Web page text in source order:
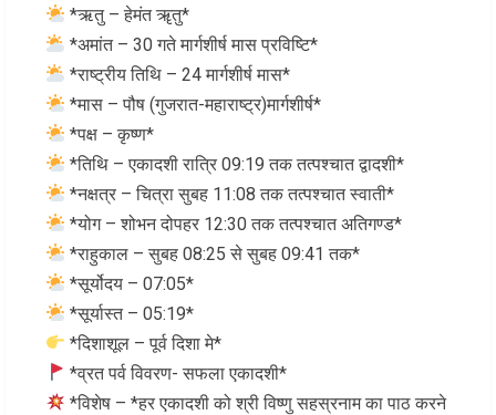
*ऋतु – हेमंत ॠतु*
*अमांत – 30 गते मार्गशीर्ष मास प्रविष्टि*
*राष्ट्रीय तिथि – 24 मार्गशीर्ष मास*
*मास – पौष (गुजरात-महाराष्ट्र)मार्गशीर्ष*
*पक्ष – कृष्ण*
*तिथि – एकादशी रात्रि 09:19 तक तत्पश्चात द्वादशी*
*नक्षत्र – चित्रा सुबह 11:08 तक तत्पश्चात स्वाती*
*योग – शोभन दोपहर 12:30 तक तत्पश्चात अतिगण्ड*
*राहुकाल – सुबह 08:25 से सुबह 09:41 तक*
*सूर्योदय – 07:05*
*सूर्यास्त – 05:19*
*दिशाशूल – पूर्व दिशा मे*
*व्रत पर्व विवरण- सफला एकादशी*
*विशेष – *हर एकादशी को श्री विष्णु सहस्रनाम का पाठ करने